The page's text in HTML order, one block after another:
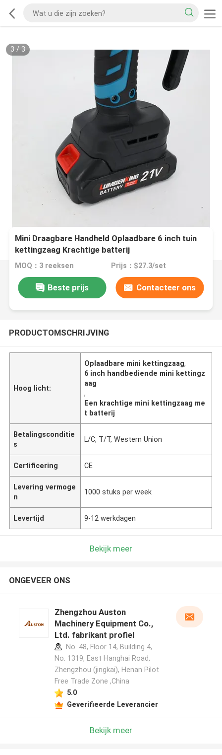
Laat een bericht achter
We bellen je snel terug!
3 / 3
Mini Draagbare Handheld Oplaadbare 6 inch tuin
kettingzaag Krachtige batterij
MOQ：3 reeksen Prijs：$27.3/set
Beste prijs Contacteer ons
PRODUCTOMSCHRIJVING
Hoog licht:
Oplaadbare mini kettingzaag,
6 inch handbediende mini kettingz
aag
,
Een krachtige mini kettingzaag me
t batterij
Betalingsconditie
s
L/C, T/T, Western Union
Certificering CE
Levering vermoge
n
1000 stuks per week
Levertijd 9-12 werkdagen
Bekijk meer
ONGEVEER ONS
Zhengzhou Auston
Machinery Equipment Co.,
Ltd. fabrikant profiel
No. 48, Floor 14, Building 4,
No. 1319, East Hanghai Road,
Zhengzhou (jingkai), Henan Pilot
Free Trade Zone ,China
5.0
Geverifieerde Leverancier
Bekijk meer